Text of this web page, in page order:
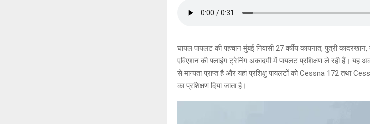
घायल पायलट की पहचान मुंबई निवासी 27 वर्षीय कायनात, पुत्री
एविएशन की फ्लाइंग ट्रेनिंग अकादमी में पायलट प्रशिक्षण ले रही हैं। यह
से मान्यता प्राप्त है और यहां प्रशिक्षु पायलटों को Cessna 172 तथा
का प्रशिक्षण दिया जाता है।